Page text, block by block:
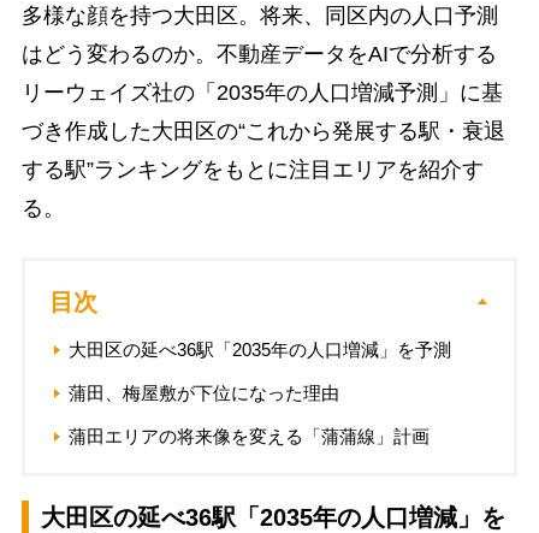
多様な顔を持つ大田区。将来、同区内の人口予測
はどう変わるのか。不動産データをAIで分析する
リーウェイズ社の「2035年の人口増減予測」に基
づき作成した大田区の“これから発展する駅・衰退
する駅”ランキングをもとに注目エリアを紹介す
る。
目次
大田区の延べ36駅「2035年の人口増減」を予測
蒲田、梅屋敷が下位になった理由
蒲田エリアの将来像を変える「蒲蒲線」計画
大田区の延べ36駅「2035年の人口増減」を